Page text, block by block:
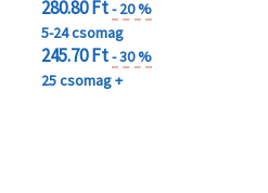
280.80 Ft- 20 %
5-24 csomag
245.70 Ft- 30 %
25 csomag +